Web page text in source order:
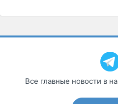
Все главные новости в